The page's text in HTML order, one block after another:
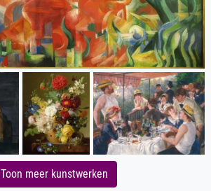
Toon meer kunstwerken